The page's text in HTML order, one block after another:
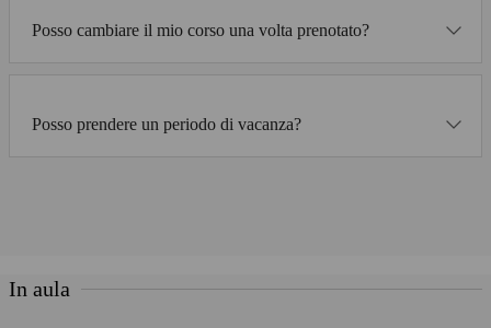
Posso cambiare il mio corso una volta prenotato?
Posso prendere un periodo di vacanza?
In aula